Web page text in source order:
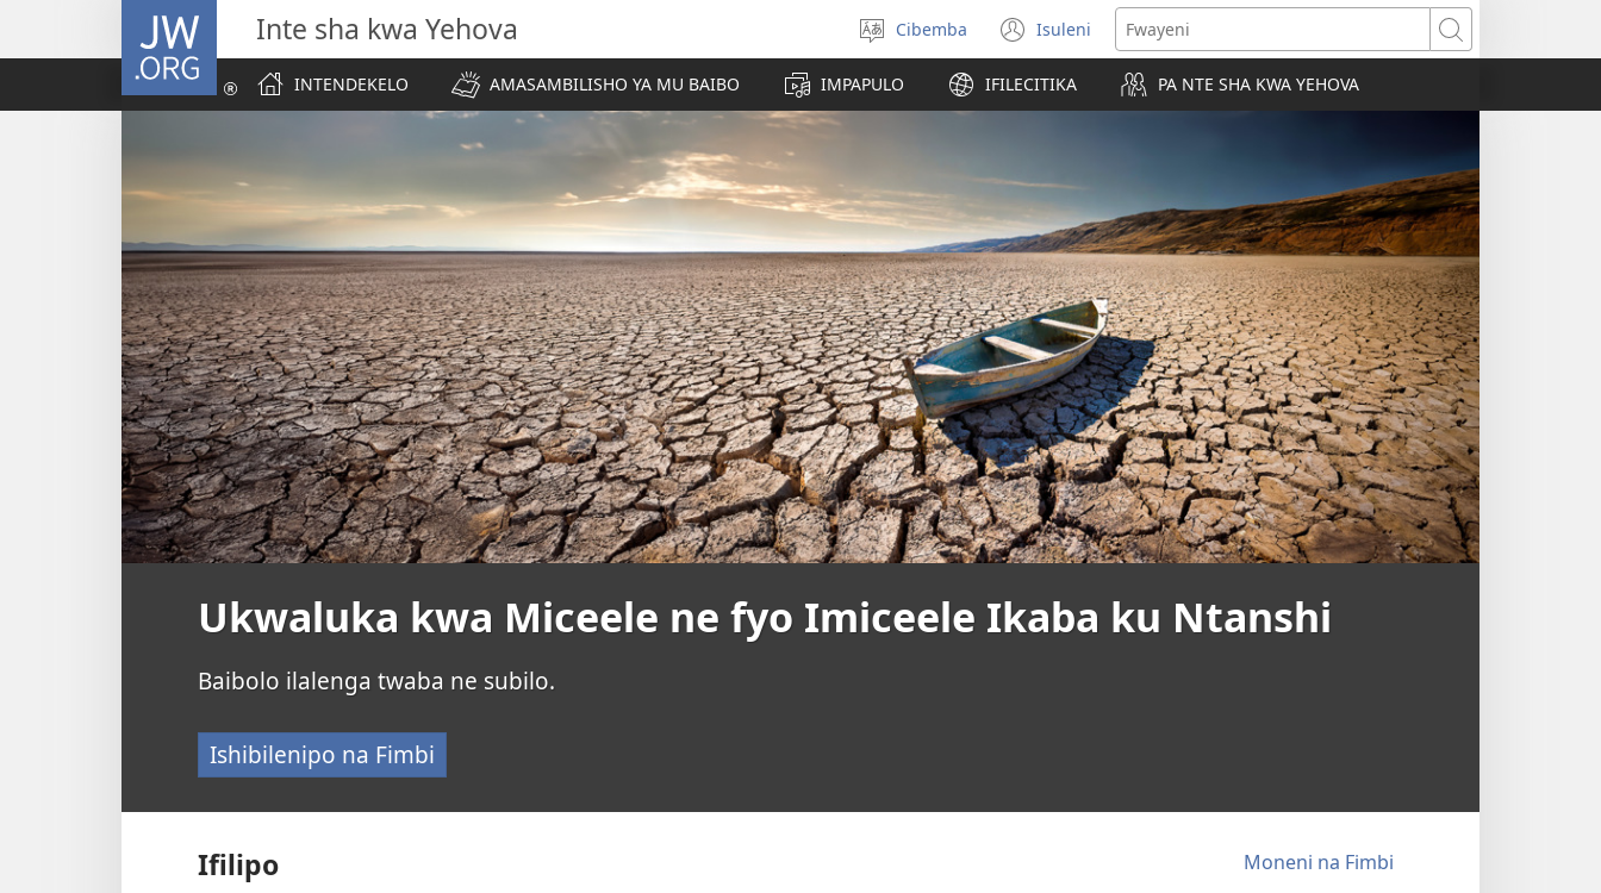
JW.ORG Inte sha kwa Yehova
Saleni
ululimi
Cibemba Isuleni
(yalaisula
na
imbi)
Fwayeni
INTENDEKELO
AMASAMBILISHO YA MU BAIBO IMPAPULO IFILECITIKA PA NTE SHA KWA YEHOVA
Ukwaluka kwa Miceele ne fyo Imiceele Ikaba ku Ntanshi
Baibolo ilalenga twaba ne subilo.
Ishibilenipo na Fimbi
Ifilipo Moneni na Fimbi